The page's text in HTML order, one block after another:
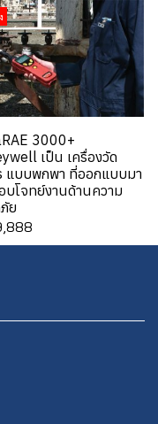
3000+
เป็น เครื่องวัด
แบบพกพา ที่ออกแบบมา
บโจทย์งานด้านความ
ย